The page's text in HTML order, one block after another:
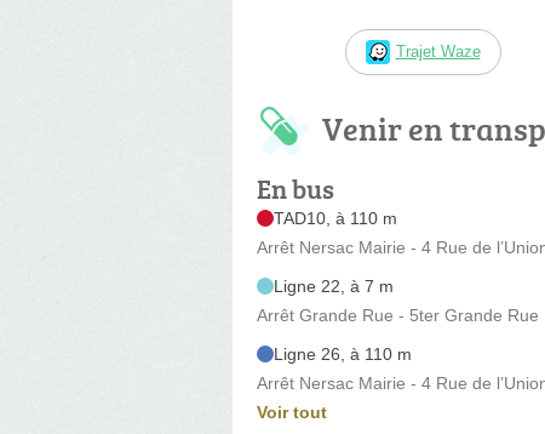
Trajet Waze
Venir en
En bus
TAD10, à 110 m
Arrêt Nersac Mairie - 4 Rue de
Ligne 22, à 7 m
Arrêt Grande Rue - 5ter Grande Rue
Ligne 26, à 110 m
Arrêt Nersac Mairie - 4 Rue de
Voir tout